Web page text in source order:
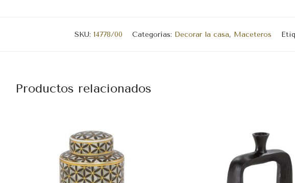
SKU: 14778/00 Categorías: Decorar la casa, Maceteros
Productos relacionados